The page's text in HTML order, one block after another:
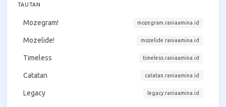
TAUTAN
Mozegram! mozegram.raniaamina.id
Mozelide! mozelide.raniaamina.id
Timeless timeless.raniaamina.id
Catatan catatan.raniaamina.id
Legacy legacy.raniaamina.id